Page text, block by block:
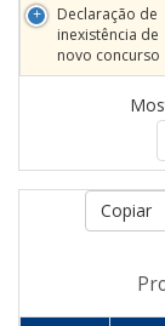
Declaração de
inexistência de
novo concurso
Copiar